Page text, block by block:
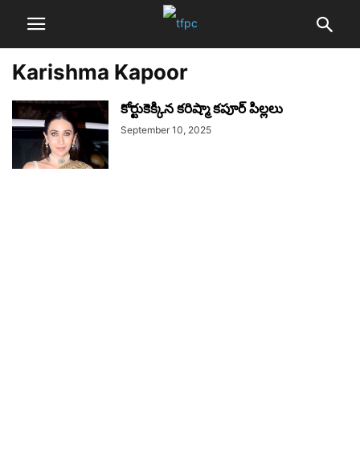
Karishma Kapoor
కోర్టుకెక్కిన కరిష్మా కపూర్ పిల్లలు
September 10, 2025